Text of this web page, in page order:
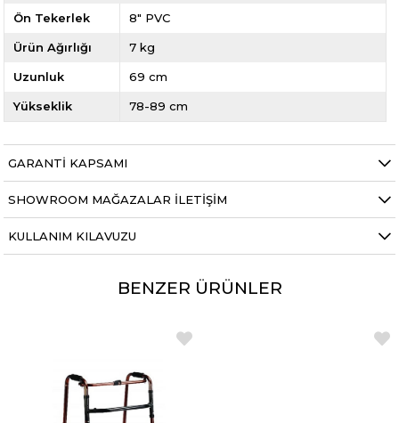
Ön Tekerlek 8" PVC
Ürün Ağırlığı 7 kg
Uzunluk 69 cm
Yükseklik 78-89 cm
GARANTI KAPSAMI
SHOWROOM MAĞAZALAR İLETIŞIM
KULLANIM KILAVUZU
BENZER ÜRÜNLER